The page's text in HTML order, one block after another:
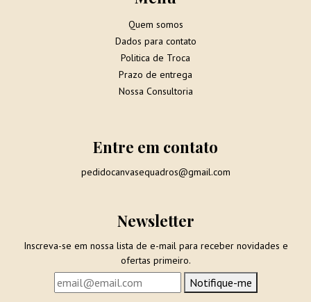
Quem somos
Dados para contato
Politica de Troca
Prazo de entrega
Nossa Consultoria
Entre em contato
pedidocanvasequadros@gmail.com
Newsletter
Inscreva-se em nossa lista de e-mail para receber novidades e
ofertas primeiro.
Notifique-me